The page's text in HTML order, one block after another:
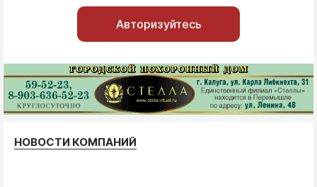
Авторизуйтесь
НОВОСТИ КОМПАНИЙ